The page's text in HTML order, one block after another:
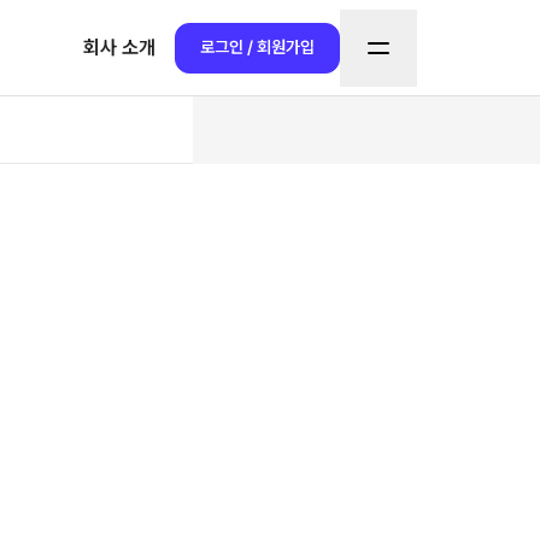
회사 소개 로그인 / 회원가입